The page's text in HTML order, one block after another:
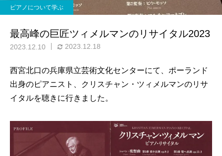
ピアノについて学ぶ
最高峰の巨匠ツィメルマンのリサイタル2023
2023.12.10 2023.12.18
西宮北口の兵庫県立芸術文化センターにて、ポーランド
出身のピアニスト、クリスチャン・ツィメルマンのリサ
イタルを聴きに行きました。